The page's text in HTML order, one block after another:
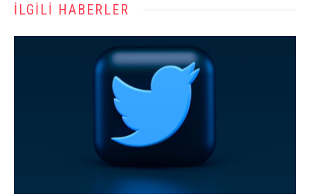
İLGILI HABERLER